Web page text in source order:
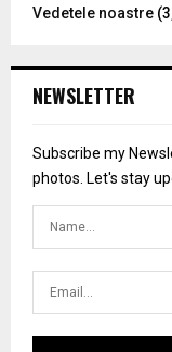
Vedetele noastre
NEWSLETTER
Subscribe my
photos. Let's stay